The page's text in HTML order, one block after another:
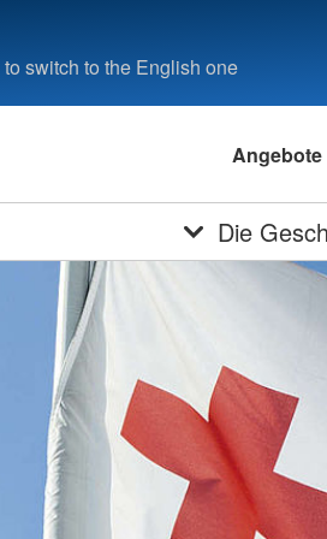
switch to the English one
Angebote
Die